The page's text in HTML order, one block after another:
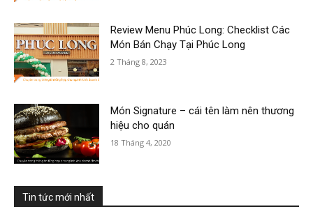
Review Menu Phúc Long: Checklist Các
Món Bán Chạy Tại Phúc Long
2 Tháng 8, 2023
Món Signature – cái tên làm nên thương
hiệu cho quán
18 Tháng 4, 2020
Tin tức mới nhất